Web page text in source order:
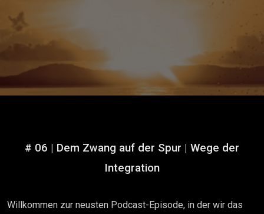
# 06 | Dem Zwang auf der Spur | Wege der
Integration
Willkommen zur neusten Podcast-Episode, in der wir das